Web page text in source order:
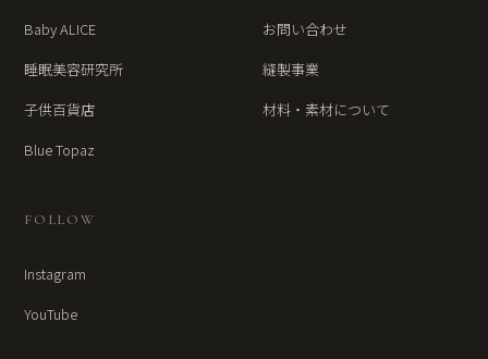
Baby ALICE
睡眠美容研究所
子供百貨店
Blue Topaz
お問い合わせ
縫製事業
材料・素材について
FOLLOW
Instagram
YouTube